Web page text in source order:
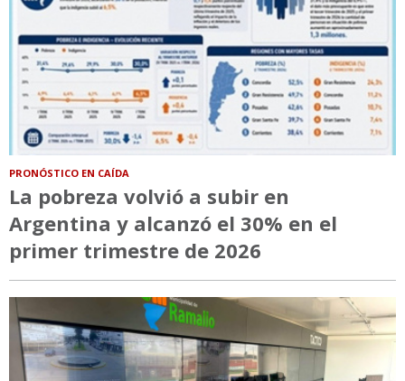
PRONÓSTICO EN CAÍDA
La pobreza volvió a subir en
Argentina y alcanzó el 30% en el
primer trimestre de 2026